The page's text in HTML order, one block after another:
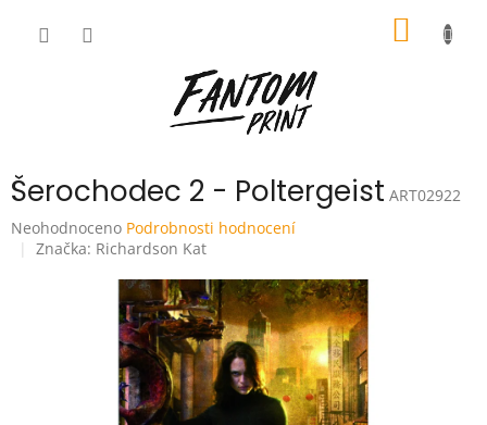
Šerochodec 2 - Poltergeist ART02922
Průměrné
hodnocení
Neohodnoceno Podrobnosti hodnocení
Značka: Richardson Kat